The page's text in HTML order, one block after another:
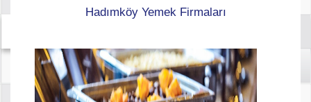
Hadımköy Yemek Firmaları